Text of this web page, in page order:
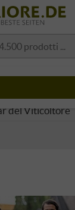
del Viticoltore